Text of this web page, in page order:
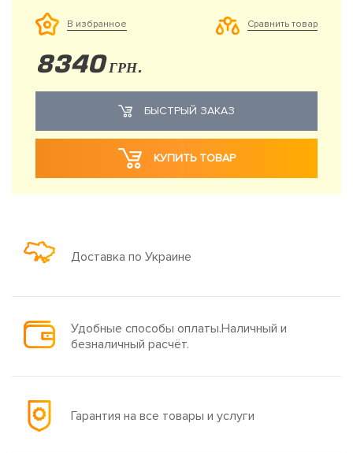
В избранное Сравнить товар
8340 ГРН.
БЫСТРЫЙ ЗАКАЗ
КУПИТЬ ТОВАР
Доставка по Украине
Удобные способы оплаты.Наличный и
безналичный расчёт.
Гарантия на все товары и услуги